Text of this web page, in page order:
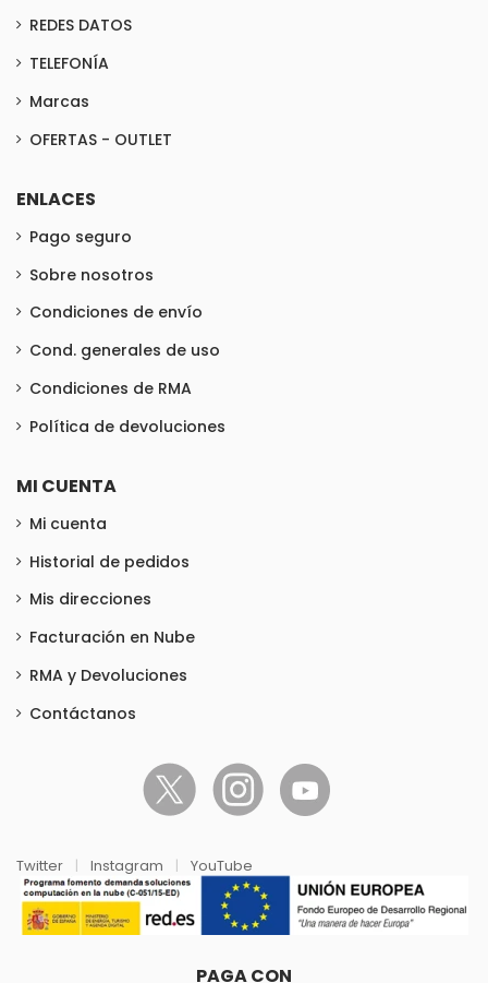
REDES DATOS
TELEFONÍA
Marcas
OFERTAS - OUTLET
ENLACES
Pago seguro
Sobre nosotros
Condiciones de envío
Cond. generales de uso
Condiciones de RMA
Política de devoluciones
MI CUENTA
Mi cuenta
Historial de pedidos
Mis direcciones
Facturación en Nube
RMA y Devoluciones
Contáctanos
Twitter | Instagram | YouTube
PAGA CON